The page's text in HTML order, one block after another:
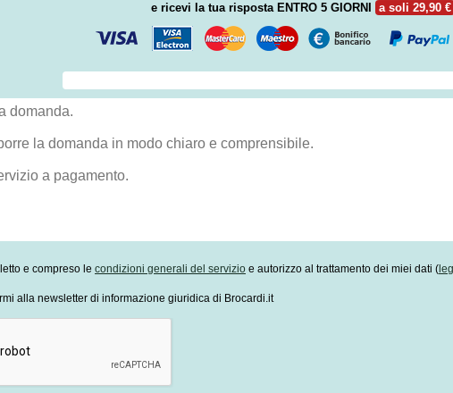
e ricevi la tua risposta ENTRO 5 GIORNI a soli 29,90 €
e compreso le condizioni generali del servizio e autorizzo al trattamento dei miei dati (
alla newsletter di informazione giuridica di Brocardi.it